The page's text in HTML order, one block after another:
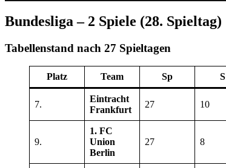
Bundesliga – 2 Spiele (28. Spieltag)
Tabellenstand nach 27 Spieltagen
Platz Team Sp S
7.
Eintracht
Frankfurt
27 10
9.
1. FC
Union
Berlin
27 8